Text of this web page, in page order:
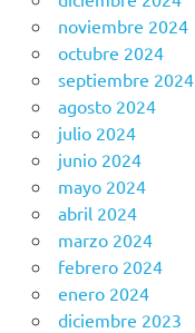
noviembre 2024
octubre 2024
septiembre 2024
agosto 2024
julio 2024
junio 2024
mayo 2024
abril 2024
marzo 2024
febrero 2024
enero 2024
diciembre 2023